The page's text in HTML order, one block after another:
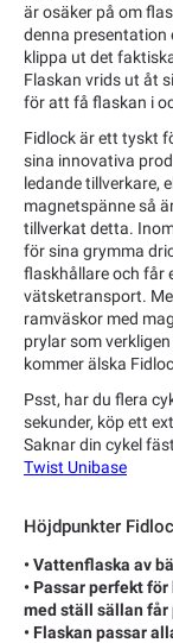
är osäker på om
denna presentation
klippa ut det
Flaskan vrids ut åt
för att få flaskan i
Fidlock är ett tyskt
sina innovativa
ledande tillverkare,
magnetspänne så
tillverkat detta.
för sina grymma
flaskhållare och får
vätsketransport.
ramväskor med
prylar som
kommer älska
Psst, har du flera
sekunder, köp ett
Saknar din cykel
Twist Unibase
Höjdpunkter
• Vattenflaska av
• Passar perfekt
med ställ sällan får
• Flaskan passar